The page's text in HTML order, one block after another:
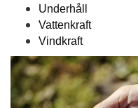
Underhåll
Vattenkraft
Vindkraft